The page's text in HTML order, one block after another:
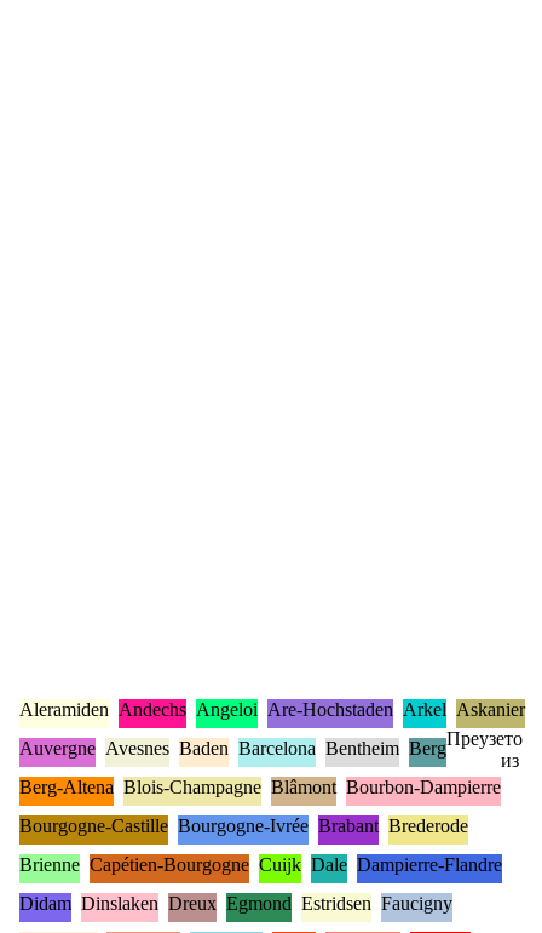
Aleramiden Andechs Angeloi Are-Hochstaden Arkel Askanier
Auvergne Avesnes Baden Barcelona Bentheim Berg
Berg-Altena Blois-Champagne Blâmont Bourbon-Dampierre
Bourgogne-Castille Bourgogne-Ivrée Brabant Brederode
Brienne Capétien-Bourgogne Cuijk Dale Dampierre-Flandre
Didam Dinslaken Dreux Egmond Estridsen Faucigny
Преузето
из